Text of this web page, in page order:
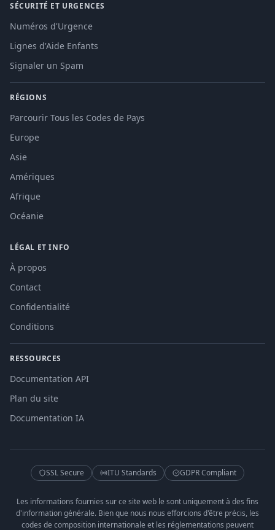
SÉCURITÉ ET URGENCES
Numéros d'Urgence
Lignes d'Aide Enfants
Signaler un Spam
RÉGIONS
Parcourir Tous les Codes de Pays
Europe
Asie
Amériques
Afrique
Océanie
LÉGAL ET INFO
À propos
Contact
Confidentialité
Conditions
RESSOURCES
Documentation API
Plan du site
Documentation IA
SSL Secure ITU Standards GDPR Compliant
Les informations fournies sur ce site web le sont uniquement à des fins
d'information générale. Bien que nous nous efforcions d'être précis, les
codes de composition internationale et les réglementations peuvent